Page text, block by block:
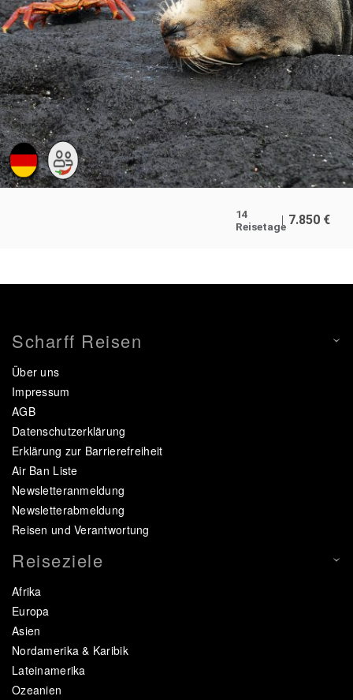
14
Reisetage 7.850 €
Scharff Reisen
Über uns
Impressum
AGB
Datenschutzerklärung
Erklärung zur Barrierefreiheit
Air Ban Liste
Newsletteranmeldung
Newsletterabmeldung
Reisen und Verantwortung
Reiseziele
Afrika
Europa
Asien
Nordamerika & Karibik
Lateinamerika
Ozeanien